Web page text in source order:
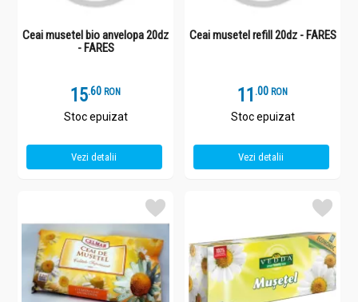
Ceai musetel bio anvelopa 20dz
- FARES
15.6 RON
Stoc epuizat
Vezi detalii
Ceai musetel refill 20dz - FARES
11 .0 RON
Stoc epuizat
Vezi detalii